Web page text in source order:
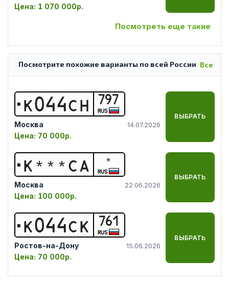
Цена: 1 070 000р.
Посмотреть еще такие
Все
Посмотрите похожие варианты по всей России
К044С Н 797
RUS
Москва 14.07.2026
Цена: 70 000р.
ВЫБРАТЬ
К * * * С А *
RUS
Москва 22.06.2026
Цена: 100 000р.
ВЫБРАТЬ
К044С К 761
RUS
Ростов-на-Дону 15.06.2026
Цена: 70 000р.
ВЫБРАТЬ